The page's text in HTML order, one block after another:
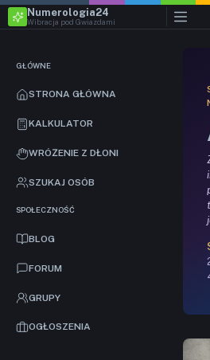
GŁÓWNE
STRONA GŁÓWNA
KALKULATOR
WRÓŻENIE Z DŁONI
SZUKAJ OSÓB
SPOŁECZNOŚĆ
BLOG
FORUM
GRUPY
OGŁOSZENIA
Numerologia24
Wibracja pod Gwiazdami